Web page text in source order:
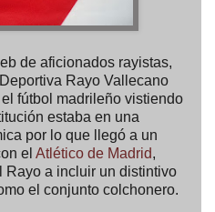
de aficionados rayistas,
Rayo Vallecano
fútbol madrileño vistiendo
estaba en una
por lo que llegó a un
el Atlético de Madrid,
Rayo a incluir un distintivo
el conjunto colchonero.